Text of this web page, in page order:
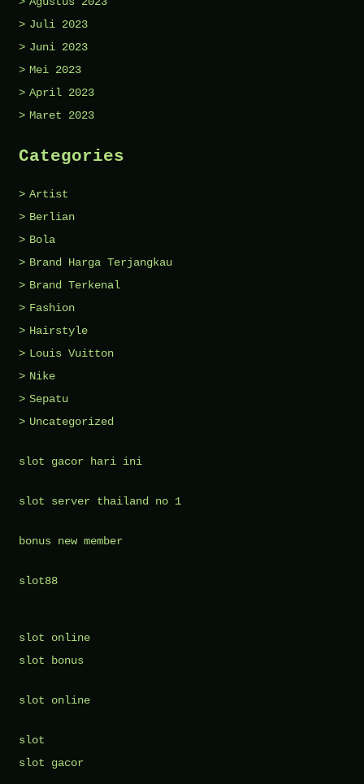
Juli 2023
Juni 2023
Mei 2023
April 2023
Maret 2023
Categories
Artist
Berlian
Bola
Brand Harga Terjangkau
Brand Terkenal
Fashion
Hairstyle
Louis Vuitton
Nike
Sepatu
Uncategorized
slot gacor hari ini
slot server thailand no 1
bonus new member
slot88
slot online
slot bonus
slot online
slot
slot gacor